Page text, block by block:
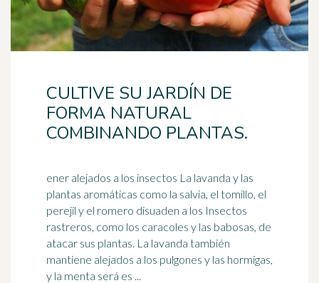
CULTIVE SU JARDÍN DE
FORMA NATURAL
COMBINANDO PLANTAS.
ener alejados a los insectos La lavanda y las
plantas aromáticas como la salvia, el tomillo, el
perejil y el romero disuaden a los Insectos
rastreros, como los caracoles y las babosas, de
atacar sus plantas. La lavanda también
mantiene alejados a los pulgones y las hormigas,
y la menta será es ...